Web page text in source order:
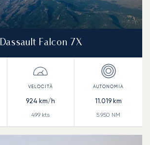
Dassault Falcon 7X
924 km/h
499 kts
11.019 km
5.950 NM